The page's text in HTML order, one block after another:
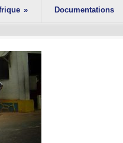
» Documentations